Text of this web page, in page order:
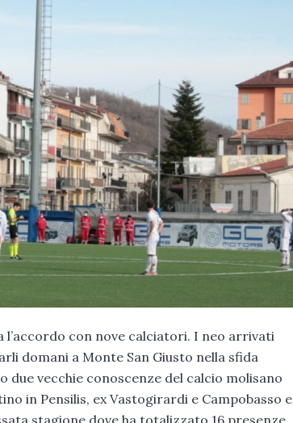
l’accordo con nove calciatori. I neo arrivati
domani a Monte San Giusto nella sfida
vecchie conoscenze del calcio molisano
in Pensilis, ex Vastogirardi e Campobasso e
stagione dove ha totalizzato 16 presenze